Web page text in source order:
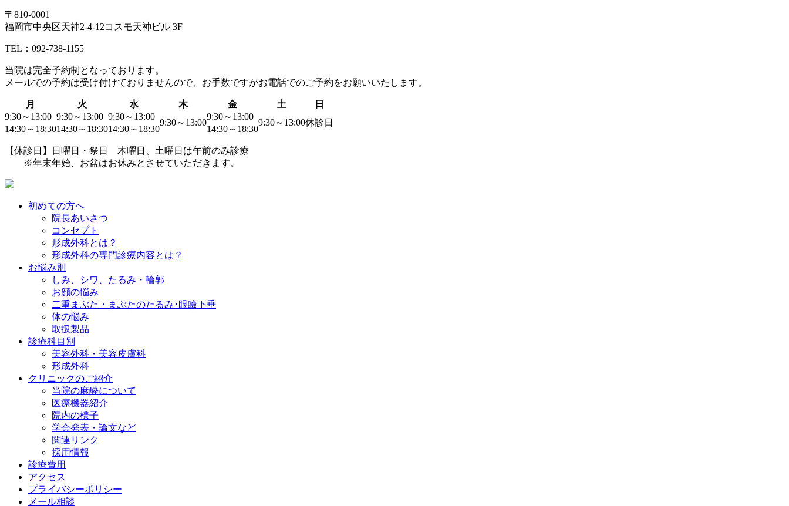
〒810-0001
福岡市中央区天神2-4-12コスモ天神ビル 3F
TEL：092-738-1155
当院は完全予約制 となっております。
メールでの予約は受け付けておりませんので、お手数ですがお電話でのご予約をお願いいたします。
月 火 水 木 金 土
日
9:30～13:00 9:30～13:00 9:30～13:00
9:30～13:00
9:30～13:00
9:30～13:00休診日
14:30～18:3014:30～18:3014:30～18:30 14:30～18:30
【休診日】日曜日・祭日 木曜日、土曜日は午前のみ診療
※年末年始、お盆はお休みとさせていただきます。
初めての方へ
院長あいさつ
コンセプト
形成外科とは？
形成外科の専門診療内容とは？
お悩み別
しみ、シワ、たるみ・輪郭
お顔の悩み
二重まぶた・まぶたのたるみ･眼瞼下垂
体の悩み
取扱製品
診療科目別
美容外科・美容皮膚科
形成外科
クリニックのご紹介
当院の麻酔について
医療機器紹介
院内の様子
学会発表・論文など
関連リンク
採用情報
診療費用
アクセス
プライバシーポリシー
メール相談